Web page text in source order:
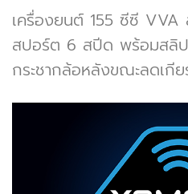
เครื่องยนต์ 155 ซีซี VVA
สปอร์ต 6 สปีด พร้อมสลิ
กระชากล้อหลังขณะลดเกี